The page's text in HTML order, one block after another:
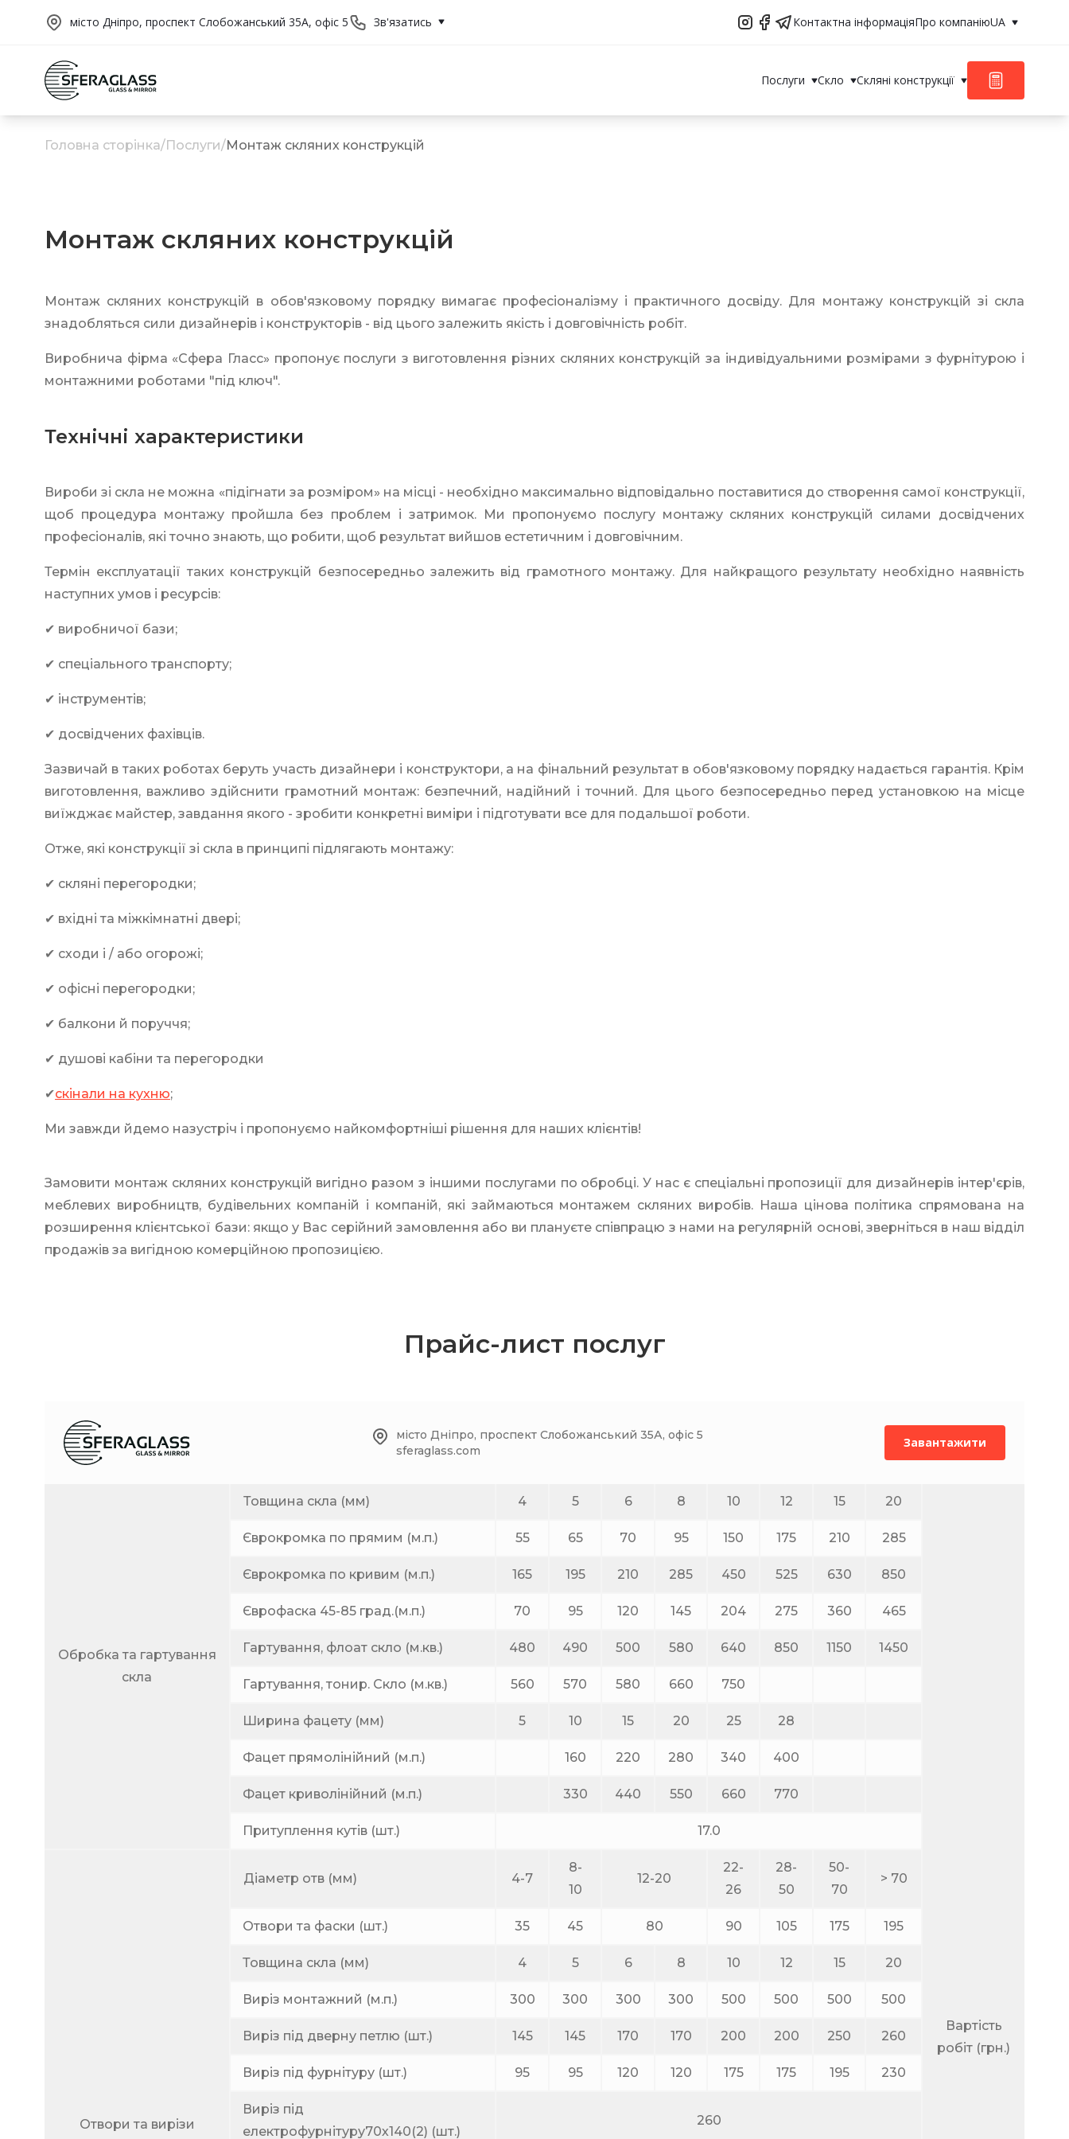
місто Дніпро, проспект Слобожанський 35А, офіс 5 Зв'язатись Контактна інформаціяПро компаніюUA
Послуги Скло Скляні конструкції
Головна сторінка/Послуги/Монтаж скляних конструкцій
Монтаж скляних конструкцій
Монтаж скляних конструкцій в обов'язковому порядку вимагає професіоналізму і практичного досвіду. Для монтажу конструкцій зі скла
знадобляться сили дизайнерів і конструкторів - від цього залежить якість і довговічність робіт.
Виробнича фірма «Сфера Гласс» пропонує послуги з виготовлення різних скляних конструкцій за індивідуальними розмірами з фурнітурою і
монтажними роботами "під ключ".
Технічні характеристики
Вироби зі скла не можна «підігнати за розміром» на місці - необхідно максимально відповідально поставитися до створення самої конструкції,
щоб процедура монтажу пройшла без проблем і затримок. Ми пропонуємо послугу монтажу скляних конструкцій силами досвідчених
професіоналів, які точно знають, що робити, щоб результат вийшов естетичним і довговічним.
Термін експлуатації таких конструкцій безпосередньо залежить від грамотного монтажу. Для найкращого результату необхідно наявність
наступних умов і ресурсів:
✔ виробничої бази;
✔ спеціального транспорту;
✔ інструментів;
✔ досвідчених фахівців.
Зазвичай в таких роботах беруть участь дизайнери і конструктори, а на фінальний результат в обов'язковому порядку надається гарантія. Крім
виготовлення, важливо здійснити грамотний монтаж: безпечний, надійний і точний. Для цього безпосередньо перед установкою на місце
виїжджає майстер, завдання якого - зробити конкретні виміри і підготувати все для подальшої роботи.
Отже, які конструкції зі скла в принципі підлягають монтажу:
✔ скляні перегородки;
✔ вхідні та міжкімнатні двері;
✔ сходи і / або огорожі;
✔ офісні перегородки;
✔ балкони й поруччя;
✔ душові кабіни та перегородки
✔скінали на кухню;
Ми завжди йдемо назустріч і пропонуємо найкомфортніші рішення для наших клієнтів!
Замовити монтаж скляних конструкцій вигідно разом з іншими послугами по обробці. У нас є спеціальні пропозиції для дизайнерів інтер'єрів,
меблевих виробництв, будівельних компаній і компаній, які займаються монтажем скляних виробів. Наша цінова політика спрямована на
розширення клієнтської бази: якщо у Вас серійний замовлення або ви плануєте співпрацю з нами на регулярній основі, зверніться в наш відділ
продажів за вигідною комерційною пропозицією.
Прайс-лист послуг
Завантажити
місто Дніпро, проспект Слобожанський 35А, офіс 5
sferaglass.com
Обробка та гартування
скла
Товщина скла (мм) 4 5 6 8 10 12 15 20
Вартість
робіт (грн.)
Єврокромка по прямим (м.п.) 55 65 70 95 150 175 210 285
Єврокромка по кривим (м.п.) 165 195 210 285 450 525 630 850
Єврофаска 45-85 град.(м.п.) 70 95 120 145 204 275 360 465
Гартування, флоат скло (м.кв.) 480 490 500 580 640 850 1150 1450
Гартування, тонир. Скло (м.кв.) 560 570 580 660 750
Ширина фацету (мм) 5 10 15 20 25 28
Фацет прямолінійний (м.п.) 160 220 280 340 400
Фацет криволінійний (м.п.) 330 440 550 660 770
Притуплення кутів (шт.) 17.0
Отвори та вирізи
Діаметр отв (мм) 4-7
8-
10
12-20
22-
26
28-
50
50-
70
> 70
Отвори та фаски (шт.) 35 45 80 90 105 175 195
Товщина скла (мм) 4 5 6 8 10 12 15 20
Виріз монтажний (м.п.) 300 300 300 300 500 500 500 500
Виріз під дверну петлю (шт.) 145 145 170 170 200 200 250 260
Виріз під фурнітуру (шт.) 95 95 120 120 175 175 195 230
Виріз під
електрофурнітуру70х140(2) (шт.)
260